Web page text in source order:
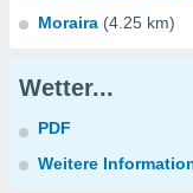
Moraira (4.25 km)
Wetter...
PDF
Weitere